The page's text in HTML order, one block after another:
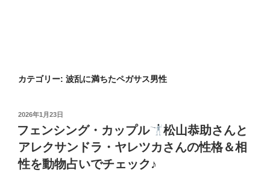
カテゴリー: 波乱に満ちたペガサス男性
投
稿
日:
2026年1月23日
フェンシング・カップル
松山恭助さんと
アレクサンドラ・ヤレツカさんの性格＆相
性を動物占いでチェック♪